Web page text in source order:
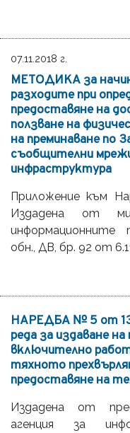
07.11.2018 г.
МЕТОДИКА за
разходите при
предоставяне на
ползване на
на преминаване по
съобщителни
инфраструктура
Приложение към
Издадена от
информационните
обн., ДВ, бр. 92 от
НАРЕДБА № 5 от
реда за издаване
включително
тяхното
предоставяне на
Издадена от
агенция за